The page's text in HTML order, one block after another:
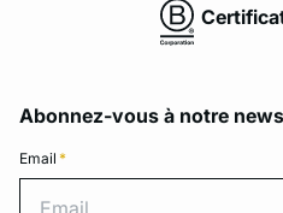
Abonnez-vous à notre
Email *